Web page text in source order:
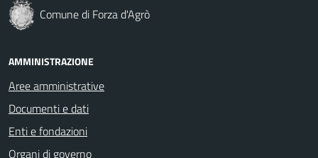
Comune di Forza d'Agrò
AMMINISTRAZIONE
Aree amministrative
Documenti e dati
Enti e fondazioni
Organi di governo